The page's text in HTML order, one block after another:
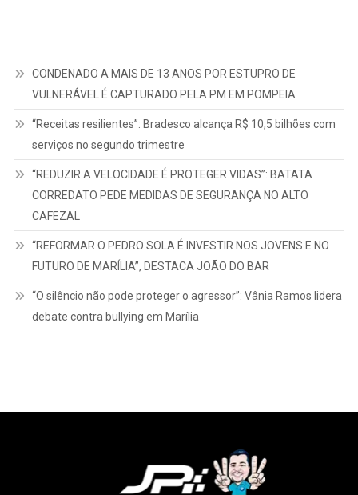
CONDENADO A MAIS DE 13 ANOS POR ESTUPRO DE
VULNERÁVEL É CAPTURADO PELA PM EM POMPEIA
“Receitas resilientes”: Bradesco alcança R$ 10,5 bilhões com
serviços no segundo trimestre
“REDUZIR A VELOCIDADE É PROTEGER VIDAS”: BATATA
CORREDATO PEDE MEDIDAS DE SEGURANÇA NO ALTO
CAFEZAL
“REFORMAR O PEDRO SOLA É INVESTIR NOS JOVENS E NO
FUTURO DE MARÍLIA”, DESTACA JOÃO DO BAR
“O silêncio não pode proteger o agressor”: Vânia Ramos lidera
debate contra bullying em Marília